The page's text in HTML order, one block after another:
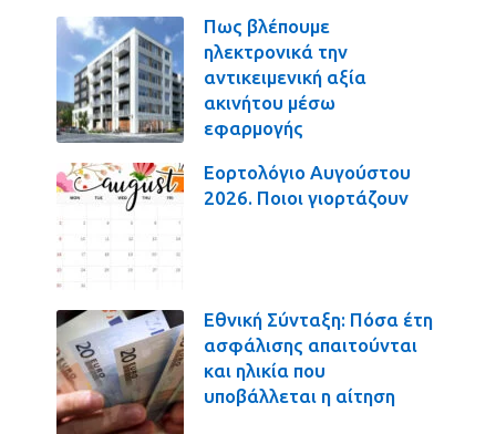
Πως βλέπουμε
ηλεκτρονικά την
αντικειμενική αξία
ακινήτου μέσω
εφαρμογής
Εορτολόγιο Αυγούστου
2026. Ποιοι γιορτάζουν
Εθνική Σύνταξη: Πόσα έτη
ασφάλισης απαιτούνται
και ηλικία που
υποβάλλεται η αίτηση